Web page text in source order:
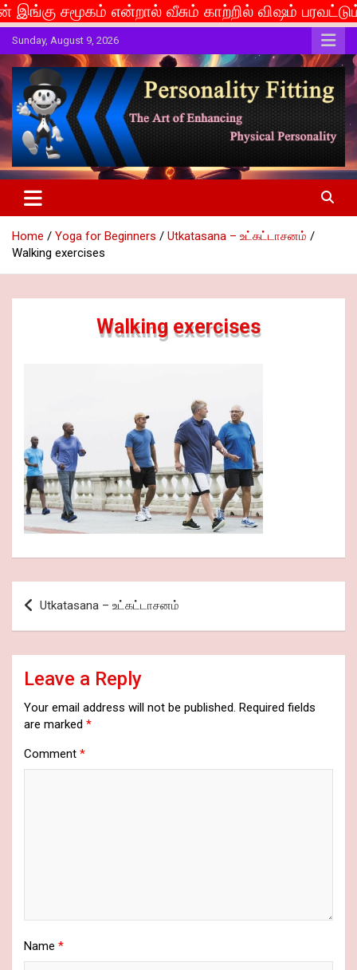
என்றால் வீசும் காற்றில் விஷம் பரவட்டும்... If caste
Skip
to
content
Sunday, August 9, 2026
Personality Fitting
The Art of Enhancing Physical Personality
Home Yoga for Beginners
Utkatasana – உட்கட்டாசனம்
Walking exercises
Walking exercises
Post
navigation
Utkatasana – உட்கட்டாசனம்
Leave a Reply
Your email address will not be published. Required fields
are marked *
Comment *
Name *